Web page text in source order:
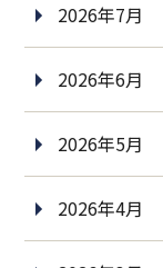
2026年7月
2026年6月
2026年5月
2026年4月